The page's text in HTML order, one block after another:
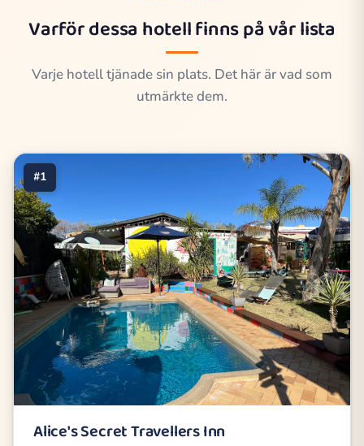
Varför dessa hotell finns på vår lista
Varje hotell tjänade sin plats. Det här är vad som
utmärkte dem.
#1
Alice's Secret Travellers Inn